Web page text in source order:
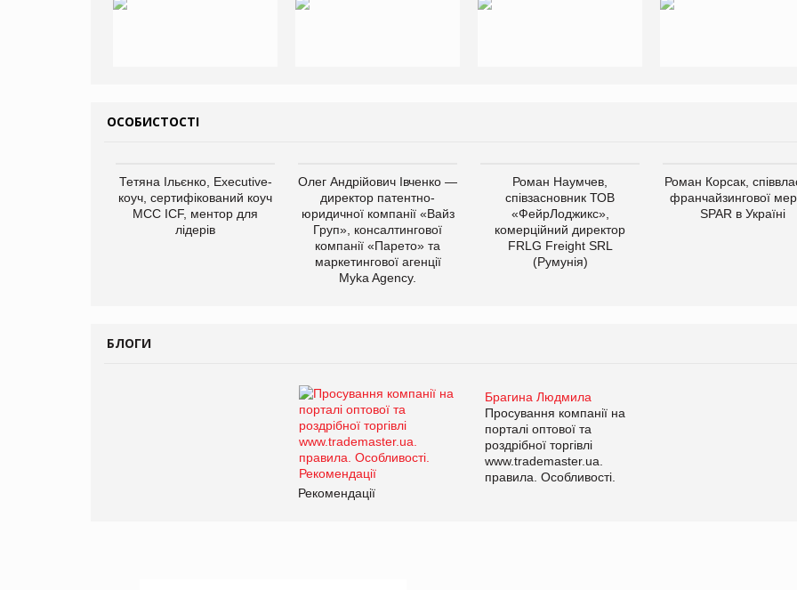
ОСОБИСТОСТІ
Тетяна Ільєнко, Executive-
коуч, сертифікований коуч
МСС ICF, ментор для
лідерів
Олег Андрійович Івченко —
директор патентно-
юридичної компанії «Вайз
Груп», консалтингової
компанії «Парето» та
маркетингової агенції
Myka Agency.
Роман Наумчев,
співзасновник ТОВ
«ФейрЛоджикс»,
комерційний директор
FRLG Freight SRL
(Румунія)
Роман Корсак,
франчайзингової
SPAR в Україні
БЛОГИ
Брагина Людмила
Просування компанії на
порталі оптової та
роздрібної торгівлі
www.trademaster.ua.
правила. Особливості.
Рекомендації